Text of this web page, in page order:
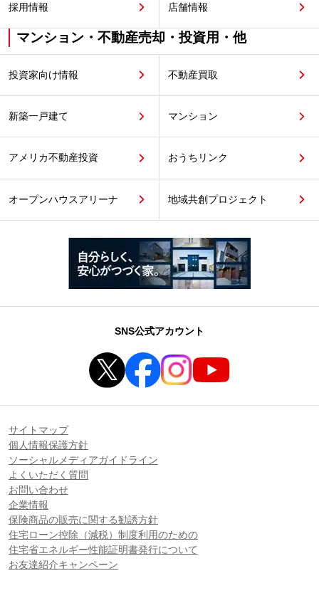
採用情報 店舗情報
マンション・不動産売却・投資用・他
投資家向け情報 不動産買取
新築一戸建て マンション
アメリカ不動産投資 おうちリンク
オープンハウスアリーナ 地域共創プロジェクト
SNS公式アカウント
サイトマップ
個人情報保護方針
ソーシャルメディアガイドライン
よくいただく質問
お問い合わせ
企業情報
保険商品の販売に関する勧誘方針
住宅ローン控除（減税）制度利用のための
住宅省エネルギー性能証明書発行について
お友達紹介キャンペーン